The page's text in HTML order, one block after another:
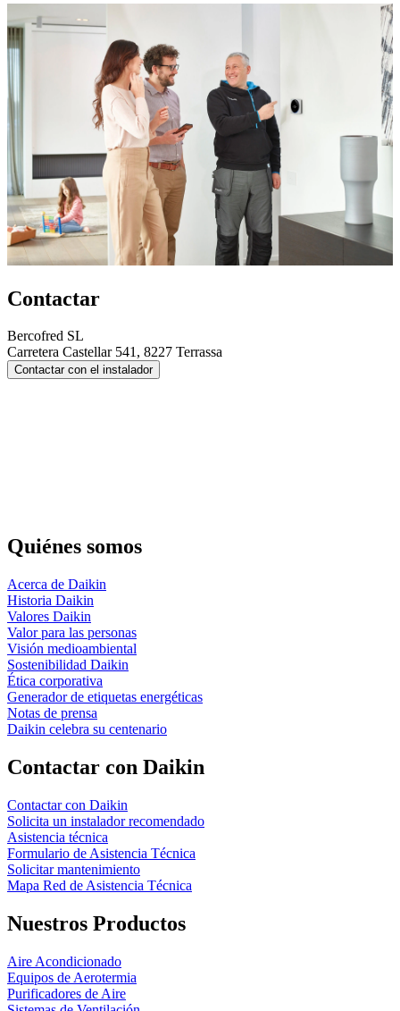
Contactar
Bercofred SL
Carretera Castellar 541, 8227 Terrassa
Contactar con el instalador
Quiénes somos
Acerca de Daikin
Historia Daikin
Valores Daikin
Valor para las personas
Visión medioambiental
Sostenibilidad Daikin
Ética corporativa
Generador de etiquetas energéticas
Notas de prensa
Daikin celebra su centenario
Contactar con Daikin
Contactar con Daikin
Solicita un instalador recomendado
Asistencia técnica
Formulario de Asistencia Técnica
Solicitar mantenimiento
Mapa Red de Asistencia Técnica
Nuestros Productos
Aire Acondicionado
Equipos de Aerotermia
Purificadores de Aire